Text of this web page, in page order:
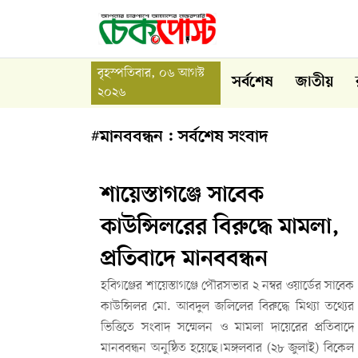
বৃহস্পতিবার, ০৬ আগস্ট
২০২৬
সর্বশেষ জাতীয়
#মানববন্ধন : সর্বশেষ সংবাদ
শায়েস্তাগঞ্জে সাবেক
কাউন্সিলরের বিরুদ্ধে মামলা,
প্রতিবাদে মানববন্ধন
হবিগঞ্জের শায়েস্তাগঞ্জে পৌরসভার ২ নম্বর ওয়ার্ডের সাবেক
কাউন্সিলর মো. আবদুল জলিলের বিরুদ্ধে মিথ্যা তথ্যের
ভিত্তিতে সংবাদ সম্মেলন ও মামলা দায়েরের প্রতিবাদে
মানববন্ধন অনুষ্ঠিত হয়েছে।মঙ্গলবার (২৮ জুলাই) বিকেল